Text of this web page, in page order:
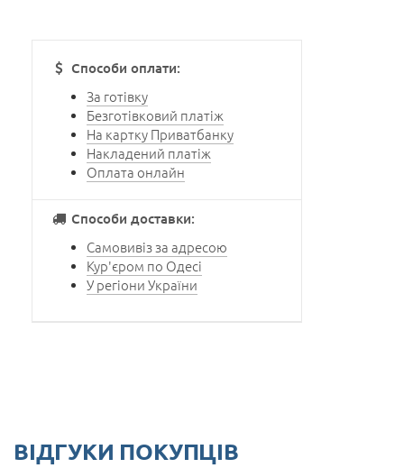
Способи оплати:
За готівку
Безготівковий платіж
На картку Приватбанку
Накладений платіж
Оплата онлайн
Способи доставки:
Самовивіз за адресою
Кур'єром по Одесі
У регіони України
ВІДГУКИ ПОКУПЦІВ